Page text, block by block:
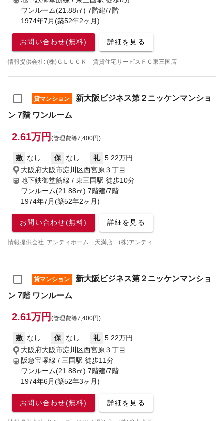
ワンルーム(21.88㎡) 7階建/7階
1974年7月(築52年2ヶ月)
お問い合わせ(無料) 詳細を見る
情報提供会社: (株)ＧＬＵＣＫ 賃貸住宅サービスＦＣ東三国店
貸マンション
新大阪ビジネス第２ニッケンマンショ
ン 7階 ワンルーム
2.61万円 (管理費等7,400円)
敷 なし 保 なし 礼 5.22万円
大阪府大阪市淀川区西宮原３丁目
地下鉄御堂筋線 / 東三国駅 徒歩10分
ワンルーム(21.88㎡) 7階建/7階
1974年7月(築52年2ヶ月)
お問い合わせ(無料) 詳細を見る
情報提供会社: アンティホーム 天満店 (株)アンティ
貸マンション
新大阪ビジネス第２ニッケンマンショ
ン 7階 ワンルーム
2.61万円 (管理費等7,400円)
敷 なし 保 なし 礼 5.22万円
大阪府大阪市淀川区西宮原３丁目
阪急宝塚線 / 三国駅 徒歩11分
ワンルーム(21.88㎡) 7階建/7階
1974年6月(築52年3ヶ月)
お問い合わせ(無料) 詳細を見る